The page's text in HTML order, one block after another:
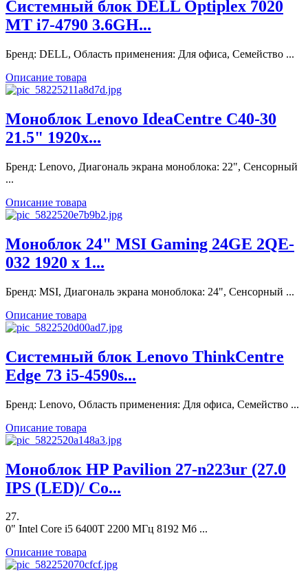
Системный блок DELL Optiplex 7020
MT i7-4790 3.6GH...
Бренд: DELL, Область применения: Для офиса, Семейство ...
Описание товара
Моноблок Lenovo IdeaCentre C40-30
21.5" 1920x...
Бренд: Lenovo, Диагональ экрана моноблока: 22", Сенсорный
...
Описание товара
Моноблок 24" MSI Gaming 24GE 2QE-
032 1920 x 1...
Бренд: MSI, Диагональ экрана моноблока: 24", Сенсорный ...
Описание товара
Системный блок Lenovo ThinkCentre
Edge 73 i5-4590s...
Бренд: Lenovo, Область применения: Для офиса, Семейство ...
Описание товара
Моноблок HP Pavilion 27-n223ur (27.0
IPS (LED)/ Co...
27.
0" Intel Core i5 6400T 2200 МГц 8192 Мб ...
Описание товара